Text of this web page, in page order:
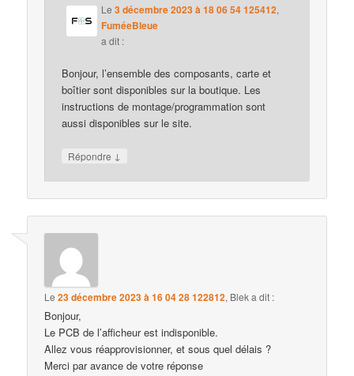
Le3 décembre 2023 à 18 06 54 125412,
FuméeBleue
a dit :
Bonjour, l’ensemble des composants, carte et
boîtier sont disponibles sur la boutique. Les
instructions de montage/programmation sont
aussi disponibles sur le site.
Répondre ↓
Le23 décembre 2023 à 16 04 28 122812, Bleka dit :
Bonjour,
Le PCB de l’afficheur est indisponible.
Allez vous réapprovisionner, et sous quel délais ?
Merci par avance de votre réponse